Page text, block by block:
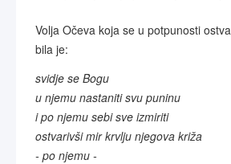
Volja Očeva koja se u potpunosti
bila je:
svidje se Bogu
u njemu nastaniti svu puninu
i po njemu sebi sve izmiriti
ostvarivši mir krvlju njegova križa
- po njemu -